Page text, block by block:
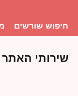
חיפוש שורשים
שירותי האתר